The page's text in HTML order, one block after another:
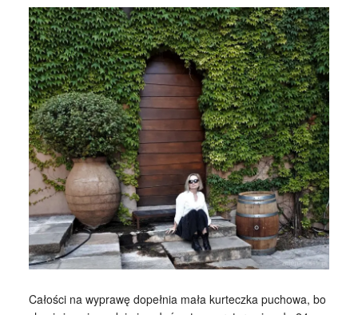
Całości na wyprawę dopełnia mała kurteczka puchowa, bo